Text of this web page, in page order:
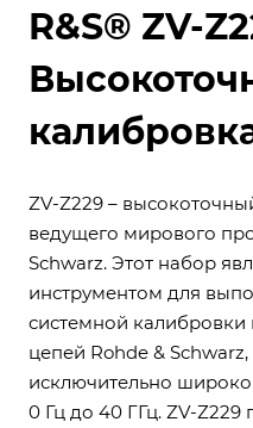
R&S® ZV-
ZV-Z229 –
ведущего мирового
Schwarz. Этот набор
инструментом для
системной калибровки
цепей Rohde & Schwarz,
исключительно
0 Гц до 40 ГГц. ZV-Z229